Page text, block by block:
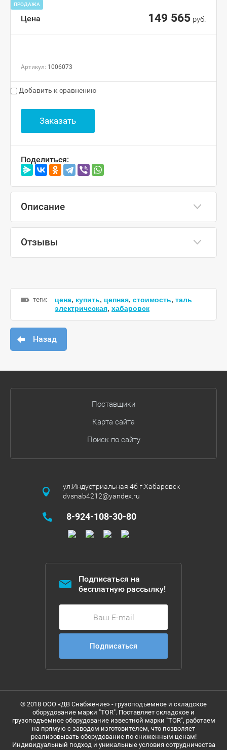
ПРОДАЖА
Цена 149 565руб.
Артикул: 1006073
Добавить к сравнению
Заказать
Поделиться:
Описание
Отзывы
теги: цена, купить, цепная, стоимость, таль
электрическая, хабаровск
Назад
Поставщики
Карта сайта
Поиск по сайту
ул.Индустриальная 4б г.Хабаровск
dvsnab4212@yandex.ru
8-924-108-30-80
Подписаться на
бесплатную рассылку!
Подписаться
© 2018 ООО «ДВ Снабжение» - грузоподъемное и складское
оборудование марки "TOR". Поставляет складское и
грузоподъемное оборудование известной марки "TOR", работаем
на прямую с заводом изготовителем, что позволяет
реализовывать оборудование по сниженным ценам!
Индивидуальный подход и уникальные условия сотрудничества